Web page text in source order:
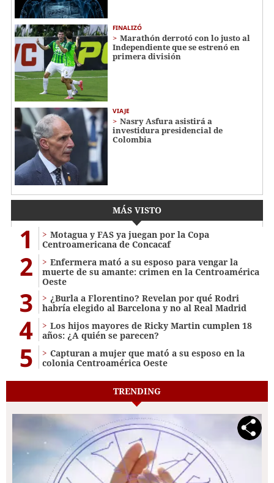
FINALIZÓ
Marathón derrotó con lo justo al
Independiente que se estrenó en
primera división
VIAJE
Nasry Asfura asistirá a
investidura presidencial de
Colombia
MÁS VISTO
1
Motagua y FAS ya juegan por la Copa
Centroamericana de Concacaf
2
Enfermera mató a su esposo para vengar la
muerte de su amante: crimen en la Centroamérica
Oeste
3
¿Burla a Florentino? Revelan por qué Rodri
habría elegido al Barcelona y no al Real Madrid
4
Los hijos mayores de Ricky Martin cumplen 18
años: ¿A quién se parecen?
5
Capturan a mujer que mató a su esposo en la
colonia Centroamérica Oeste
TRENDING